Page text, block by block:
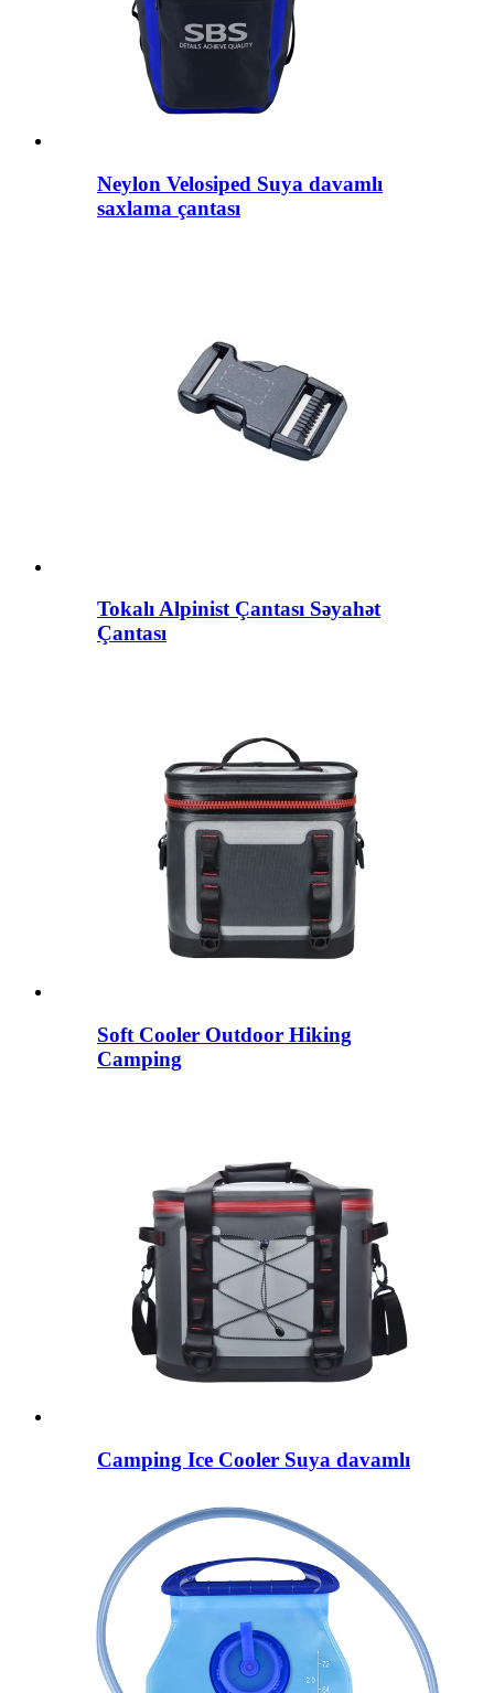
Neylon Velosiped Suya davamlı
saxlama çantası
Tokalı Alpinist Çantası Səyahət
Çantası
Soft Cooler Outdoor Hiking
Camping
Camping Ice Cooler Suya davamlı